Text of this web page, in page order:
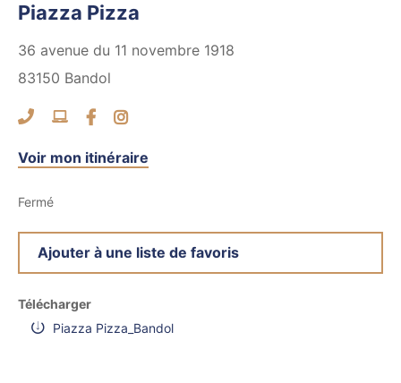
Piazza Pizza
36 avenue du 11 novembre 1918
83150 Bandol
Voir mon itinéraire
Fermé
Ajouter à une liste de favoris
Télécharger
Piazza Pizza_Bandol